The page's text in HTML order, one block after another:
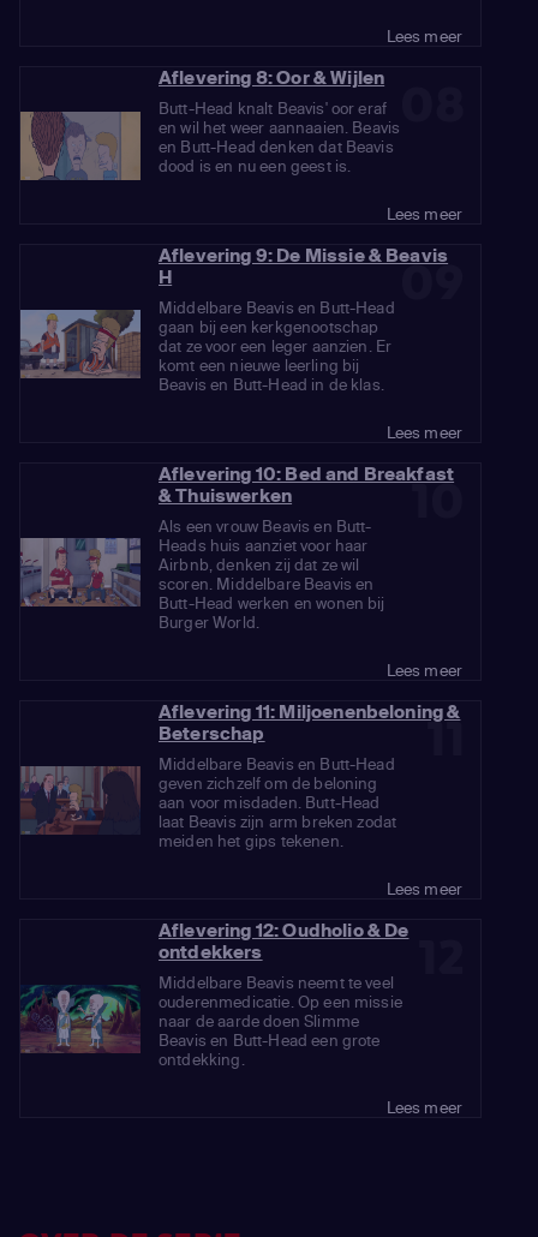
Lees meer
Aflevering 8: Oor & Wijlen
Butt-Head knalt Beavis' oor eraf
en wil het weer aannaaien. Beavis
en Butt-Head denken dat Beavis
dood is en nu een geest is.
Lees meer
09
Aflevering 9: De Missie & Beavis
H
Middelbare Beavis en Butt-Head
gaan bij een kerkgenootschap
dat ze voor een leger aanzien. Er
komt een nieuwe leerling bij
Beavis en Butt-Head in de klas.
Lees meer
10
Aflevering 10: Bed and Breakfast
& Thuiswerken
Als een vrouw Beavis en Butt-
Heads huis aanziet voor haar
Airbnb, denken zij dat ze wil
scoren. Middelbare Beavis en
Butt-Head werken en wonen bij
Burger World.
Lees meer
11
Aflevering 11: Miljoenenbeloning &
Beterschap
Middelbare Beavis en Butt-Head
geven zichzelf om de beloning
aan voor misdaden. Butt-Head
laat Beavis zijn arm breken zodat
meiden het gips tekenen.
Lees meer
Aflevering 12: Oudholio & De
ontdekkers
Middelbare Beavis neemt te veel
ouderenmedicatie. Op een missie
naar de aarde doen Slimme
Beavis en Butt-Head een grote
ontdekking.
Lees meer